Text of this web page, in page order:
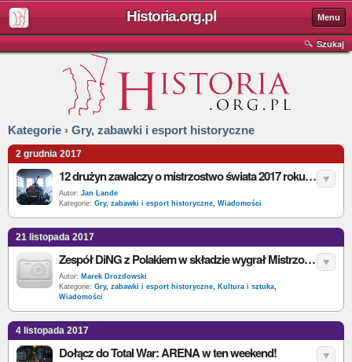
Historia.org.pl Menu
Szukaj
Kategorie › Gry, zabawki i esport historyczne
2 grudnia 2017
12 drużyn zawalczy o mistrzostwo świata 2017 roku w World of Tanks. W składach 3 Polaków
Autor: Jan Lande
Kategorie: Gry, zabawki i esport historyczne, Wiadomości
21 listopada 2017
Zespół DiNG z Polakiem w składzie wygrał Mistrzostwa Europy w World of Tanks
Autor: Marek Drozdowski
Kategorie: Gry, zabawki i esport historyczne, Kultura i sztuka,
Wiadomości
4 listopada 2017
Dołącz do Total War: ARENA w ten weekend!